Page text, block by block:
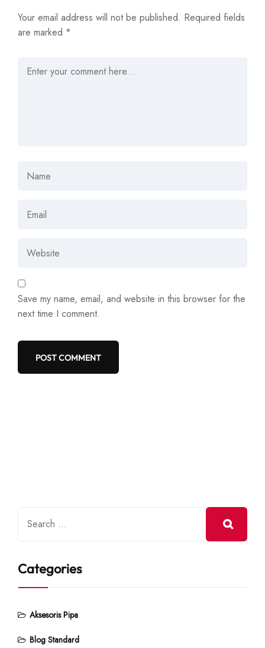
Your email address will not be published. Required fields
are marked *
Save my name, email, and website in this browser for the
next time I comment.
Categories
Aksesoris Pipa
Blog Standard